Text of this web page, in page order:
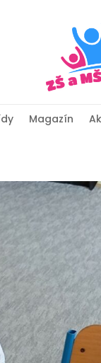
Magazín